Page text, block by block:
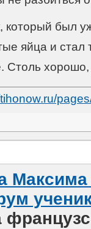
который был
яйца и
Столь хорошо,